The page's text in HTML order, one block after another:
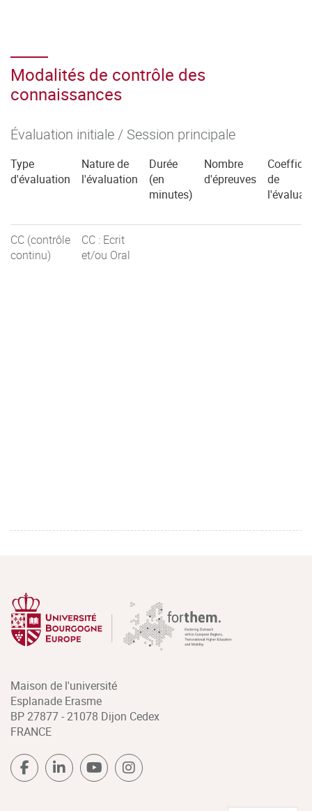
Modalités de contrôle des
connaissances
Évaluation initiale / Session principale
Type
d'évaluation
Nature de
l'évaluation
Durée
(en
minutes)
Nombre
d'épreuves
de
CC (contrôle
continu)
CC : Ecrit
et/ou Oral
Maison de l'université
Esplanade Erasme
BP 27877 - 21078 Dijon Cedex
FRANCE